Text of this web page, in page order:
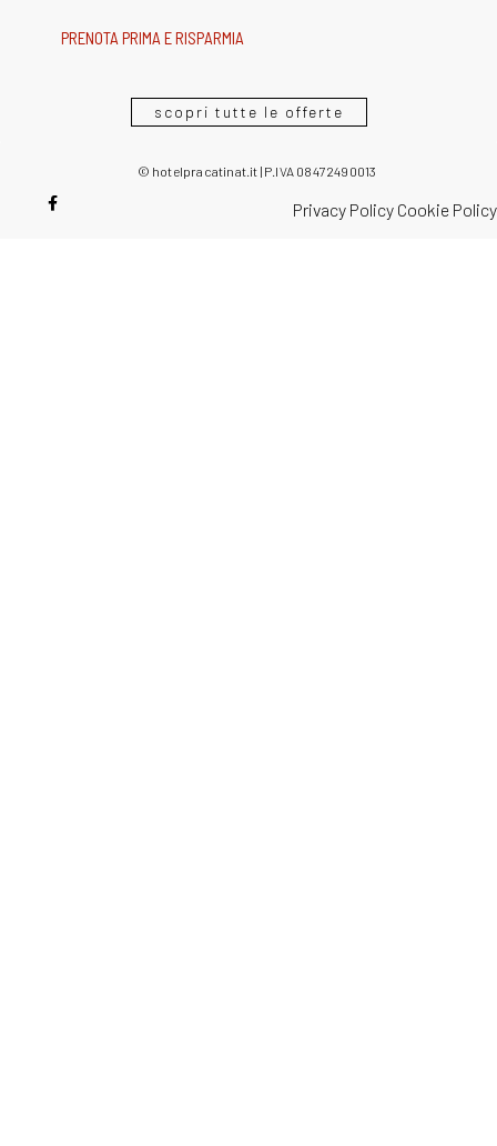
PRENOTA PRIMA E RISPARMIA
scopri tutte le offerte
© hotelpracatinat.it | P.IVA 08472490013
Privacy Policy Cookie Policy